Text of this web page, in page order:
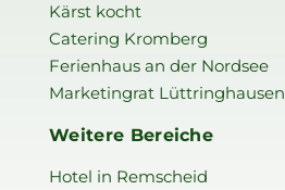
Kärst kocht
Catering Kromberg
Ferienhaus an der Nordsee
Marketingrat Lüttringhausen
Weitere Bereiche
Hotel in Remscheid